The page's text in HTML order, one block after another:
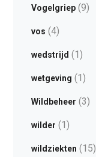
Vogelgriep(9)
vos (4)
wedstrijd (1)
wetgeving (1)
Wildbeheer (3)
wilder (1)
wildziekten (15)